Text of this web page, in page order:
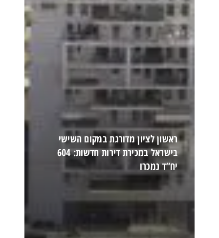
ראשון לציון מדורגת במקום השישי
בישראל במכירת דירות חדשות: 604
יח”ד נמכרו
קרא עוד